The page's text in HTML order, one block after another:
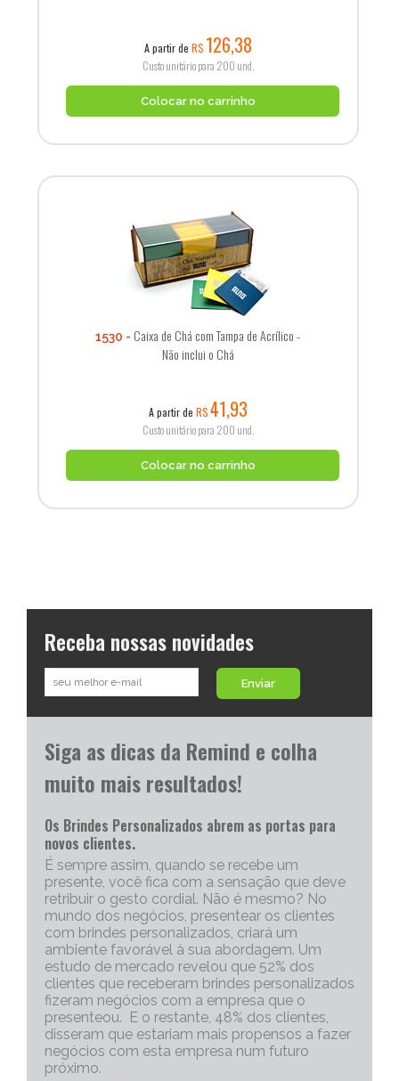
A partir de R$ 126,38
Custo unitário para 200 und.
Colocar no carrinho
1530
Caixa de Chá com Tampa de Acrílico -
Não inclui o Chá
A partir de R$41,93
Custo unitário para 200 und.
Colocar no carrinho
Receba nossas novidades
Enviar
Siga as dicas da Remind e colha
muito mais resultados!
Os Brindes Personalizados abrem as portas para
novos clientes.
É sempre assim, quando se recebe um
presente, você fica com a sensação que deve
retribuir o gesto cordial. Não é mesmo? No
mundo dos negócios, presentear os clientes
com brindes personalizados, criará um
ambiente favorável à sua abordagem. Um
estudo de mercado revelou que 52% dos
clientes que receberam brindes personalizados
fizeram negócios com a empresa que o
presenteou. E o restante, 48% dos clientes,
disseram que estariam mais propensos a fazer
negócios com esta empresa num futuro
próximo.